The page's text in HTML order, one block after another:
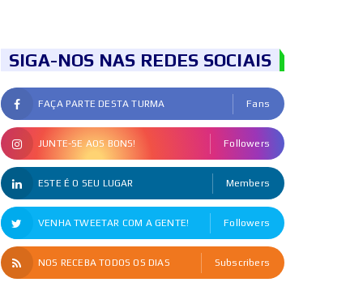
SIGA-NOS NAS REDES SOCIAIS
FAÇA PARTE DESTA TURMA Fans
JUNTE-SE AOS BONS! Followers
ESTE É O SEU LUGAR Members
VENHA TWEETAR COM A GENTE! Followers
NOS RECEBA TODOS OS DIAS Subscribers